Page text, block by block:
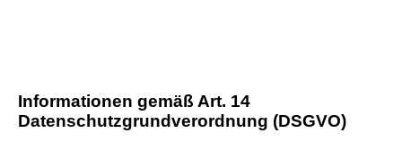
Informationen gemäß Art. 14
Datenschutzgrundverordnung (DSGVO)